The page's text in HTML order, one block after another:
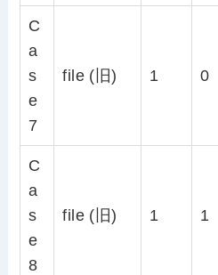
C
a
s
e
7
file (旧) 1 0
C
a
s
e
8
file (旧) 1 1